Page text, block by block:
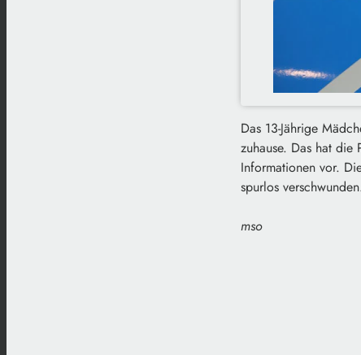
Das 13-Jährige
zuhause. Das hat
Informationen vor.
spurlos
mso